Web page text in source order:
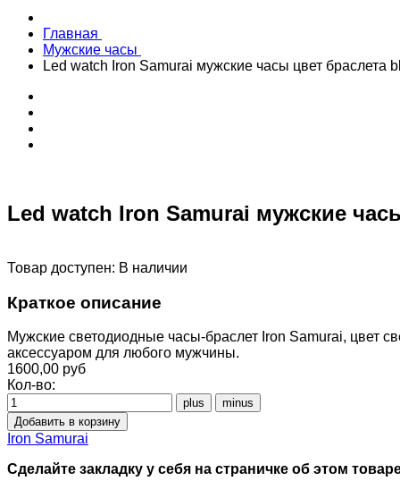
Главная
Мужские часы
Led watch Iron Samurai мужские часы цвет браслета
Led watch Iron Samurai мужские
Товар доступен: В наличии
Краткое описание
Мужские светодиодные часы-браслет Iron Samurai, цвет
аксессуаром для любого мужчины.
1600,00 руб
Кол-во:
Iron Samurai
Сделайте закладку у себя на страничке об этом